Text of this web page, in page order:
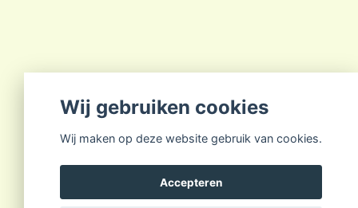
Wij gebruiken cookies
Wij maken op deze website gebruik van cookies.
Accepteren